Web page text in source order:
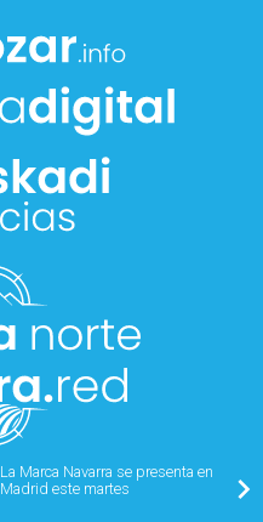
La Marca Navarra se presenta en
Madrid este martes